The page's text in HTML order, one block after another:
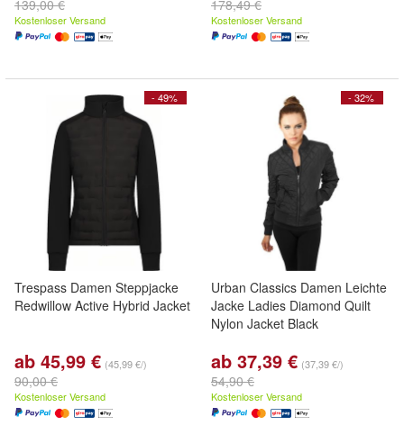
139,00 €
Kostenloser Versand
178,49 €
Kostenloser Versand
- 49%
Trespass Damen Steppjacke
Redwillow Active Hybrid Jacket
ab 45,99 € (45,99 €/)
90,00 €
Kostenloser Versand
- 32%
Urban Classics Damen Leichte
Jacke Ladies Diamond Quilt
Nylon Jacket Black
ab 37,39 € (37,39 €/)
54,90 €
Kostenloser Versand